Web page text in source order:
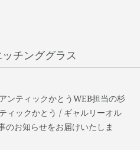
チンググラス
ンティックかとうWEB担当の杉
ィックかとう / ギャルリーオル
のお知らせをお届けいたしま